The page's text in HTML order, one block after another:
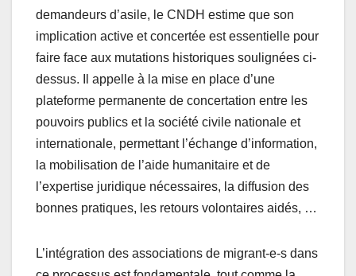
demandeurs d’asile, le CNDH estime que son
implication active et concertée est essentielle pour
faire face aux mutations historiques soulignées ci-
dessus. Il appelle à la mise en place d’une
plateforme permanente de concertation entre les
pouvoirs publics et la société civile nationale et
internationale, permettant l’échange d’information,
la mobilisation de l’aide humanitaire et de
l’expertise juridique nécessaires, la diffusion des
bonnes pratiques, les retours volontaires aidés, …
L’intégration des associations de migrant-e-s dans